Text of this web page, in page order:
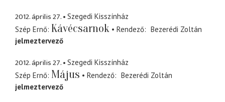
2012. április 27.
Szegedi Kisszínház
Szép Ernő Kávécsarnok Rendező
Bezerédi Zoltán
jelmeztervező
2012. április 27.
Szegedi Kisszínház
Szép Ernő Május Rendező
Bezerédi Zoltán
jelmeztervező